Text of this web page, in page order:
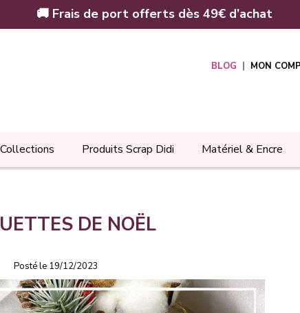
🚚 Frais de port offerts dès 49€ d’achat
BLOG MON
Collections Produits Scrap Didi Matériel & Encre
DE NOËL
Posté le 19/12/2023